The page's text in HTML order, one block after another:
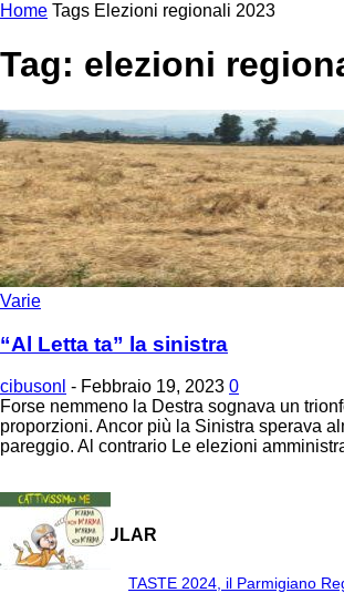
Home Tags Elezioni regionali 2023
Tag: elezioni
Varie
“Al Letta ta” la sinistra
cibusonl - Febbraio 19, 2023 0
Forse nemmeno la Destra sognava un
proporzioni. Ancor più la Sinistra sperava
pareggio. Al contrario Le elezioni
MOST POPULAR
TASTE 2024, il Parmigiano